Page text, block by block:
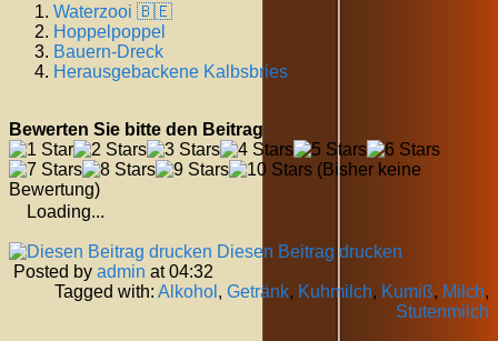
Waterzooi 🇧🇪
Hoppelpoppel
Bauern-Dreck
Herausgebackene Kalbsbries
Bewerten Sie bitte den Beitrag
(Bisher keine
Bewertung)
Loading...
Diesen Beitrag drucken
Posted by admin at 04:32
Tagged with: Alkohol , Getränk, Kuhmilch, Kumiß, Milch,
Stutenmilch